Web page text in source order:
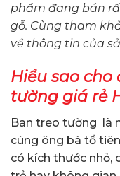
phẩm đang bán
gỗ. Cùng tham
về thông tin của
Hiểu sao
tường giá rẻ
Ban treo tường là
cúng ông bà tổ
có kích thước nhỏ,